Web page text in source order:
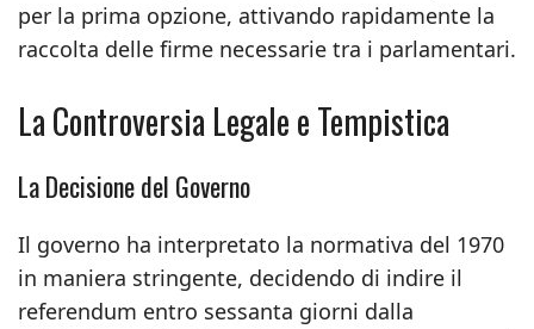
per la prima opzione, attivando rapidamente la
raccolta delle firme necessarie tra i parlamentari.
La Controversia Legale e Tempistica
La Decisione del Governo
Il governo ha interpretato la normativa del 1970
in maniera stringente, decidendo di indire il
referendum entro sessanta giorni dalla